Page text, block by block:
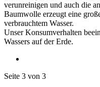
verunreinigen und auch die
Baumwolle erzeugt eine
verbrauchtem Wasser.
Unser Konsumverhalten
Wassers auf der Erde.
Seite 3 von 3